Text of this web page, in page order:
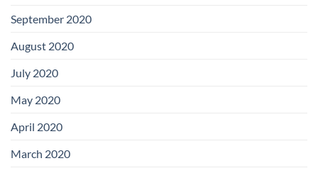
September 2020
August 2020
July 2020
May 2020
April 2020
March 2020